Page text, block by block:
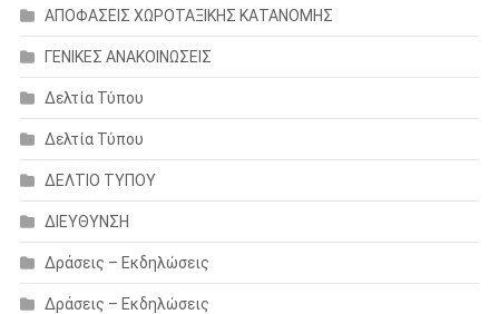
ΑΠΟΦΑΣΕΙΣ ΧΩΡΟΤΑΞΙΚΗΣ ΚΑΤΑΝΟΜΗΣ
ΓΕΝΙΚΕΣ ΑΝΑΚΟΙΝΩΣΕΙΣ
Δελτία Τύπου
Δελτία Τύπου
ΔΕΛΤΙΟ ΤΥΠΟΥ
ΔΙΕΥΘΥΝΣΗ
Δράσεις – Εκδηλώσεις
Δράσεις – Εκδηλώσεις